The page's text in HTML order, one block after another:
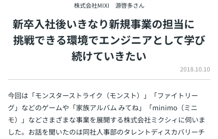
イベント・セミナー
ナレッジ
リファレンス
プラン
個人向けプラン
法人向けプラン
評価結果一覧
再チャレンジ結果一覧
paiza times
株式会社MIXI 源啓多さん
新卒入社後いきなり新規事業の担当に
挑戦できる環境でエンジニアとして学び
続けていきたい
2018.10.10
今回は「モンスターストライク（モンスト）」「ファイトリー
グ」などのゲームや「家族アルバム みてね」「minimo（ミニ
モ）」などさまざまな事業を展開する株式会社ミクシィに伺いま
した。お話を聞いたのは同社人事部のタレントディスカバリーチ